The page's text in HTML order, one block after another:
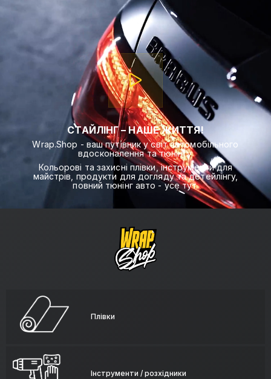
СТАЙЛІНГ – НАШЕ ЖИТТЯ!
Wrap.Shop - ваш путівник у світ автомобільного
вдосконалення та тюнінгу.
Кольорові та захисні плівки, інструменти для
майстрів, продукти для догляду та детейлінгу,
повний тюнінг авто - усе тут.
Плівки
Інструменти / розхідники